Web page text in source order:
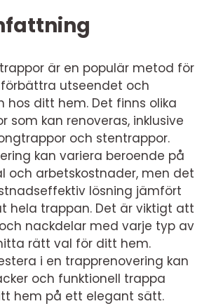
är en populär metod för
utseendet och
hos ditt hem. Det finns olika
som kan renoveras, inklusive
och stentrappor.
kan variera beroende på
och arbetskostnader, men det
lösning jämfört
hela trappan. Det är viktigt att
nackdelar med varje typ av
rätt val för ditt hem.
i en trapprenovering kan
och funktionell trappa
hem på ett elegant sätt.